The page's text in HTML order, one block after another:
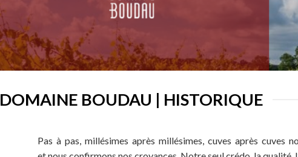
DOMAINE BOUDAU | HISTORIQUE
Pas à pas, millésimes après millésimes, cuves après cuves